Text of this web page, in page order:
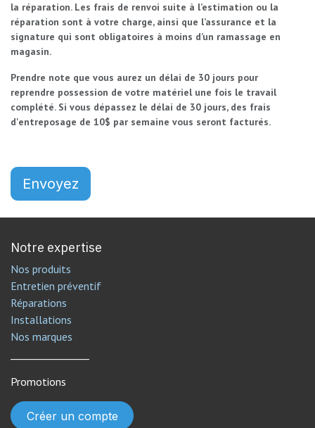
la réparation. Les frais de renvoi suite à l’estimation ou la
réparation sont à votre charge, ainsi que l’assurance et la
signature qui sont obligatoires à moins d’un ramassage en
magasin.
Prendre note que vous aurez un délai de 30 jours pour
reprendre possession de votre matériel une fois le travail
complété. Si vous dépassez le délai de 30 jours, des frais
d'entreposage de 10$ par semaine vous seront facturés.
Envoyez
Notre expertise
Nos produits
Entretien préventif
Réparations
Installations
Nos marques
Promotions
Créer un compte